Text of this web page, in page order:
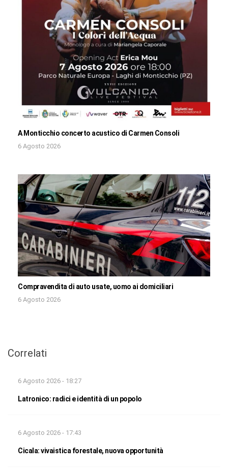
A Monticchio concerto acustico di Carmen Consoli
6 Agosto 2026
Compravendita di auto usate, uomo ai domiciliari
6 Agosto 2026
Correlati
6 Agosto 2026 - 18:27
Latronico: radici e identità di un popolo
6 Agosto 2026 - 17:43
Cicala: vivaistica forestale, nuova opportunità